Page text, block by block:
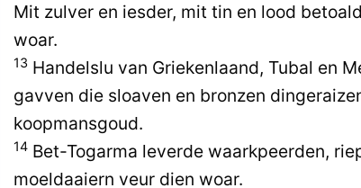
Mit zulver en iesder, mit tin en lood
woar.
13 Handelslu van Griekenlaand, Tubal en
gavven die sloaven en bronzen
koopmansgoud.
14 Bet-Togarma leverde waarkpeerden,
moeldaaiern veur dien woar.